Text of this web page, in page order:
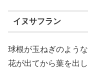
イヌサフラン
球根が玉ねぎのよう
花が出てから葉を出し